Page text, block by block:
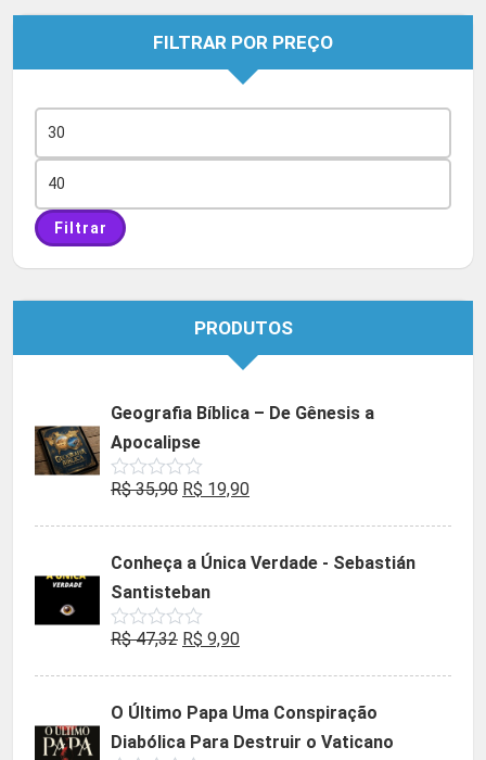
FILTRAR POR PREÇO
mínimo
máximo
Filtrar
PRODUTOS
Geografia Bíblica – De Gênesis a
Apocalipse
Avaliação
de
R$35,90 O
era:
R$ 35,90.
R$ 19,90O
é:
Conheça a Única Verdade - Sebastián
Santisteban
Avaliação
de
R$47,32 O
era:
R$ 47,32.
R$ 9,90O
é:
R$ 9,90.
O Último Papa Uma Conspiração
Diabólica Para Destruir o Vaticano